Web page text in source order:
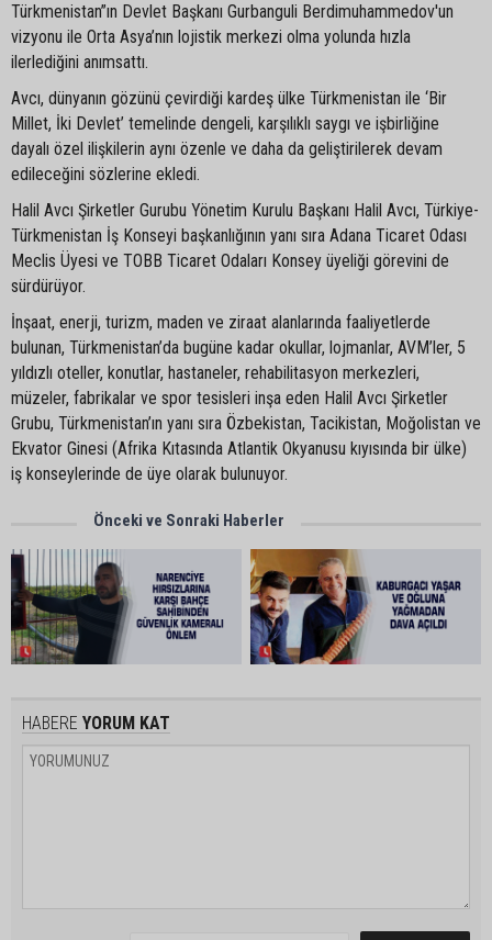
Türkmenistan”ın Devlet Başkanı Gurbanguli Berdimuhammedov'un
vizyonu ile Orta Asya’nın lojistik merkezi olma yolunda hızla
ilerlediğini anımsattı.
Avcı, dünyanın gözünü çevirdiği kardeş ülke Türkmenistan ile ‘Bir
Millet, İki Devlet’ temelinde dengeli, karşılıklı saygı ve işbirliğine
dayalı özel ilişkilerin aynı özenle ve daha da geliştirilerek devam
edileceğini sözlerine ekledi.
Halil Avcı Şirketler Gurubu Yönetim Kurulu Başkanı Halil Avcı, Türkiye-
Türkmenistan İş Konseyi başkanlığının yanı sıra Adana Ticaret Odası
Meclis Üyesi ve TOBB Ticaret Odaları Konsey üyeliği görevini de
sürdürüyor.
İnşaat, enerji, turizm, maden ve ziraat alanlarında faaliyetlerde
bulunan, Türkmenistan’da bugüne kadar okullar, lojmanlar, AVM’ler, 5
yıldızlı oteller, konutlar, hastaneler, rehabilitasyon merkezleri,
müzeler, fabrikalar ve spor tesisleri inşa eden Halil Avcı Şirketler
Grubu, Türkmenistan’ın yanı sıra Özbekistan, Tacikistan, Moğolistan ve
Ekvator Ginesi (Afrika Kıtasında Atlantik Okyanusu kıyısında bir ülke)
iş konseylerinde de üye olarak bulunuyor.
Önceki ve Sonraki Haberler
HABERE YORUM KAT